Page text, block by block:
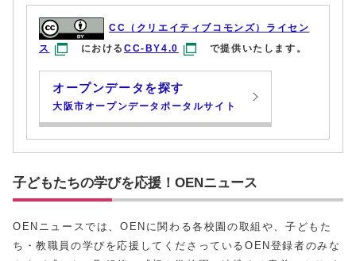
CC（クリエイティブコモンズ）ライセン
ス
におけるCC-BY4.0 で提供いたします。
オープンデータを探す
大阪市オープンデータポータルサイト
子どもたちの学びを応援！OENニュース
OENニュースでは、OENに関わる各校園の取組や、子どもた
ち・教職員の学びを応援してくださっているOEN登録者のみな